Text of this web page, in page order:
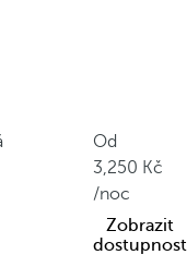
Od
3,250
/noc
Zobrazit
dostupnost